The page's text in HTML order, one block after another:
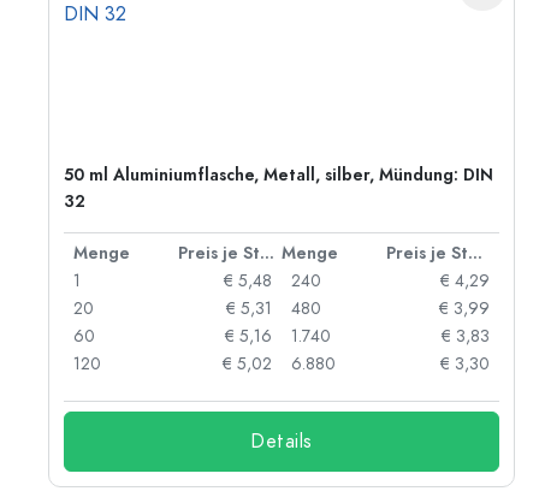
50 ml Aluminiumflasche, Metall, silber, Mündung: DIN
32
Menge Preis je Stück Menge
Preis je Stück
1
€ 5,48
20
€ 5,31
60
€ 5,16
120
€ 5,02
240
€ 4,29
480
€ 3,99
1.740
€ 3,83
6.880
€ 3,30
Details